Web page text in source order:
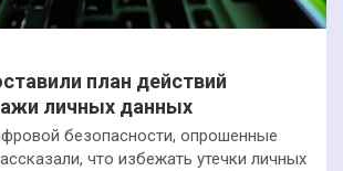
план действий
личных данных
безопасности, опрошенные
что избежать утечки личных